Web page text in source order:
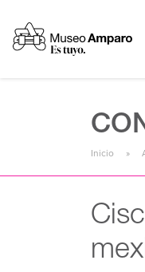
Inicio